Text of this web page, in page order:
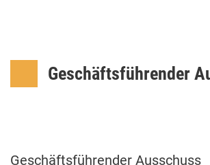
Geschäftsführender
Geschäftsführender Ausschuss